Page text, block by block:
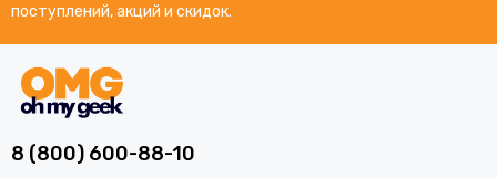
поступлений, акций и скидок.
8 (800) 600-88-10